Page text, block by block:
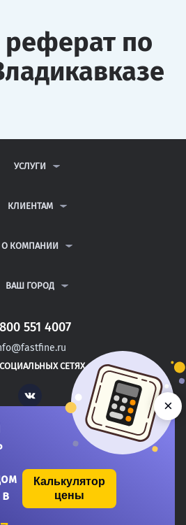
реферат по
УСЛУГИ
РАБОТЫ
РЕФЕРАТЫ
КЛИЕНТАМ
И ОТВЕТЫ
КОНФИДЕНЦИАЛЬНОСТИ
О КОМПАНИИ
КОНТАКТЫ
ВАШ ГОРОД
ПЕТЕРБУРГ
ВЛАДИМИР
ОРЕЛ
551 4007
СЕТЯХ
Vk
2011-2026 FastFine.ru
Калькулятор
цены
×